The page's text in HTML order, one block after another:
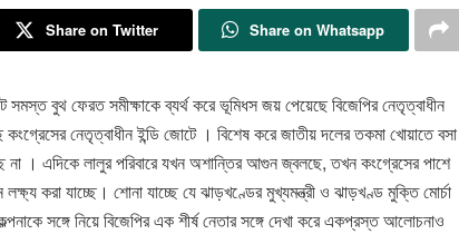
Share on Twitter Share on Whatsapp
সমস্ত বুথ ফেরত সমীক্ষাকে ব্যর্থ করে ভূমিধস জয় পেয়েছে বিজেপির নেতৃত্বাধীন
নেতৃত্বাধীন ইন্ডি জোটে । বিশেষ করে জাতীয় দলের তকমা খোয়াতে বসা
। এদিকে লালুর পরিবারে যখন অশান্তির আগুন জ্বলছে, তখন কংগ্রেসের পাশে
করা যাচ্ছে। শোনা যাচ্ছে যে ঝাড়খণ্ডের মুখ্যমন্ত্রী ও ঝাড়খণ্ড মুক্তি মোর্চা
সঙ্গে নিয়ে বিজেপির এক শীর্ষ নেতার সঙ্গে দেখা করে একপ্রস্ত আলোচনাও